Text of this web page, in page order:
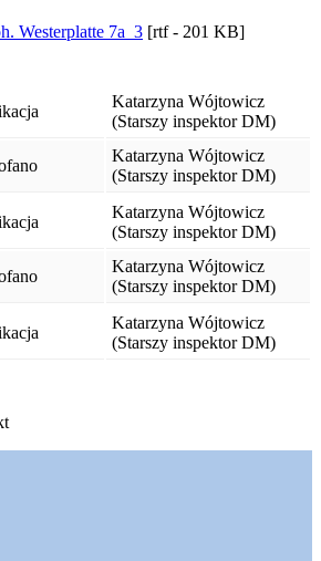
Westerplatte 7a_3 [rtf - 201 KB]
Katarzyna Wójtowicz
(Starszy inspektor DM)
Katarzyna Wójtowicz
(Starszy inspektor DM)
Katarzyna Wójtowicz
(Starszy inspektor DM)
Katarzyna Wójtowicz
(Starszy inspektor DM)
Katarzyna Wójtowicz
(Starszy inspektor DM)